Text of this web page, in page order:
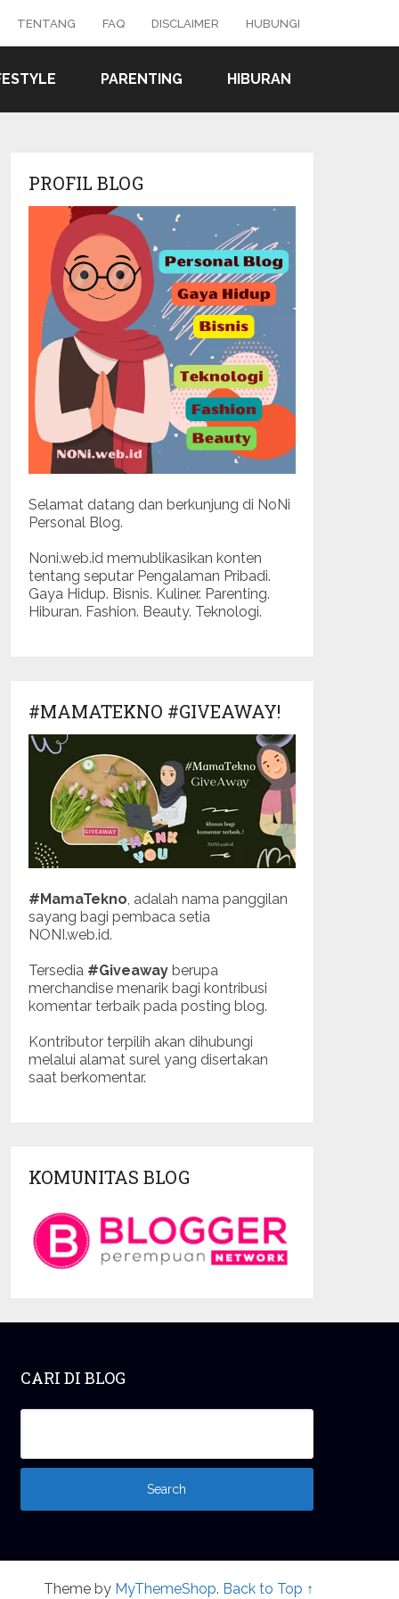
TENTANG FAQ DISCLAIMER HUBUNGI
PARENTING HIBURAN
PROFIL BLOG
Selamat datang dan berkunjung di NoNi
Personal Blog.
Noni.web.id memublikasikan konten
tentang seputar Pengalaman Pribadi.
Gaya Hidup. Bisnis. Kuliner. Parenting.
Hiburan. Fashion. Beauty. Teknologi.
#MAMATEKNO #GIVEAWAY!
#MamaTekno , adalah nama panggilan
sayang bagi pembaca setia
NONI.web.id.
Tersedia #Giveaway berupa
merchandise menarik bagi kontribusi
komentar terbaik pada posting blog.
Kontributor terpilih akan dihubungi
melalui alamat surel yang disertakan
saat berkomentar.
KOMUNITAS BLOG
CARI DI BLOG
Theme by MyThemeShop. Back to Top ↑